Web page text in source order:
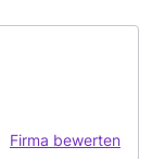
Firma bewerten